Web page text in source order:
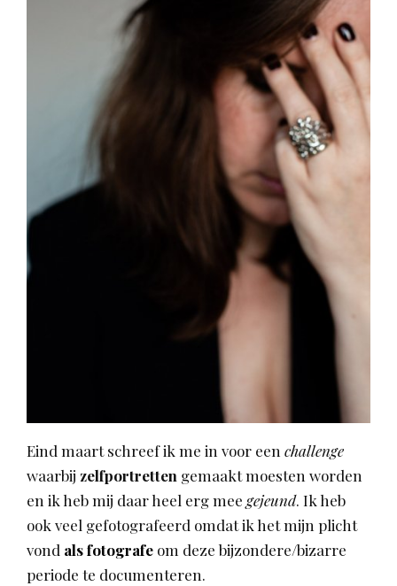
Eind maart schreef ik me in voor een challenge
waarbij zelfportretten gemaakt moesten worden
en ik heb mij daar heel erg mee gejeund. Ik heb
ook veel gefotografeerd omdat ik het mijn plicht
vond als fotografe om deze bijzondere/bizarre
periode te documenteren.